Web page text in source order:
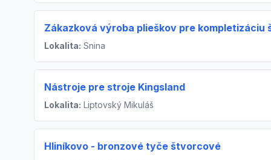
Zákazková výroba plieškov pre kompletizáciu
Lokalita: Snina
Nástroje pre stroje Kingsland
Lokalita: Liptovský Mikuláš
Hliníkovo - bronzové tyče štvorcové